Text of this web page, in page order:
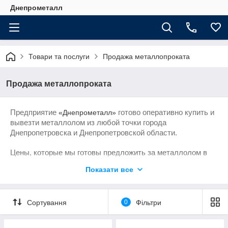
Днепрометалл
Товари та послуги Продажа металлопроката
Продажа металлопроката
Предприятие «Днепрометалл» готово оперативно купить и
вывезти металлолом из любой точки города
Днепропетровска и Днепропетровской области.
Цены, которые мы готовы предложить за металлолом в
наладить прочные, надежные партнерские связи, ведь
покупка и вывоз металлолома являются профильными
Показати все
Сортування 0 Фільтри